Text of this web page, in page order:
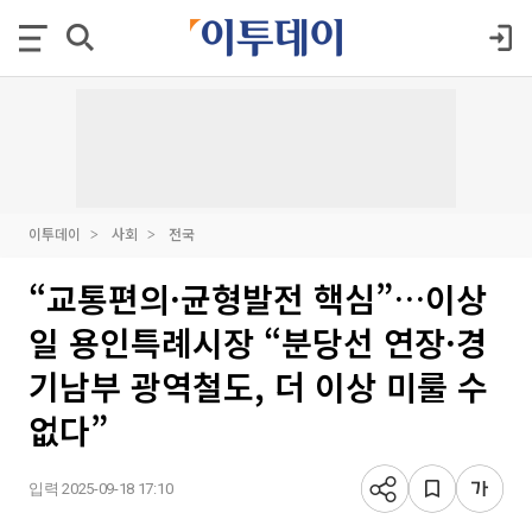
이투데이 사회 전국
“교통편의·균형발전 핵심”…이상
일 용인특례시장 “분당선 연장·경
기남부 광역철도, 더 이상 미룰 수
없다”
입력 2025-09-18 17:10